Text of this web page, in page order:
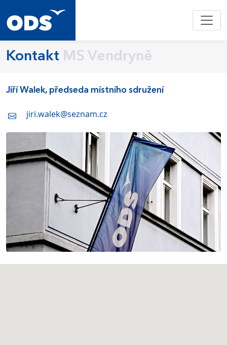
Kontakt MS Vendryně
Jiří Walek, předseda místního sdružení
jiri.walek@seznam.cz